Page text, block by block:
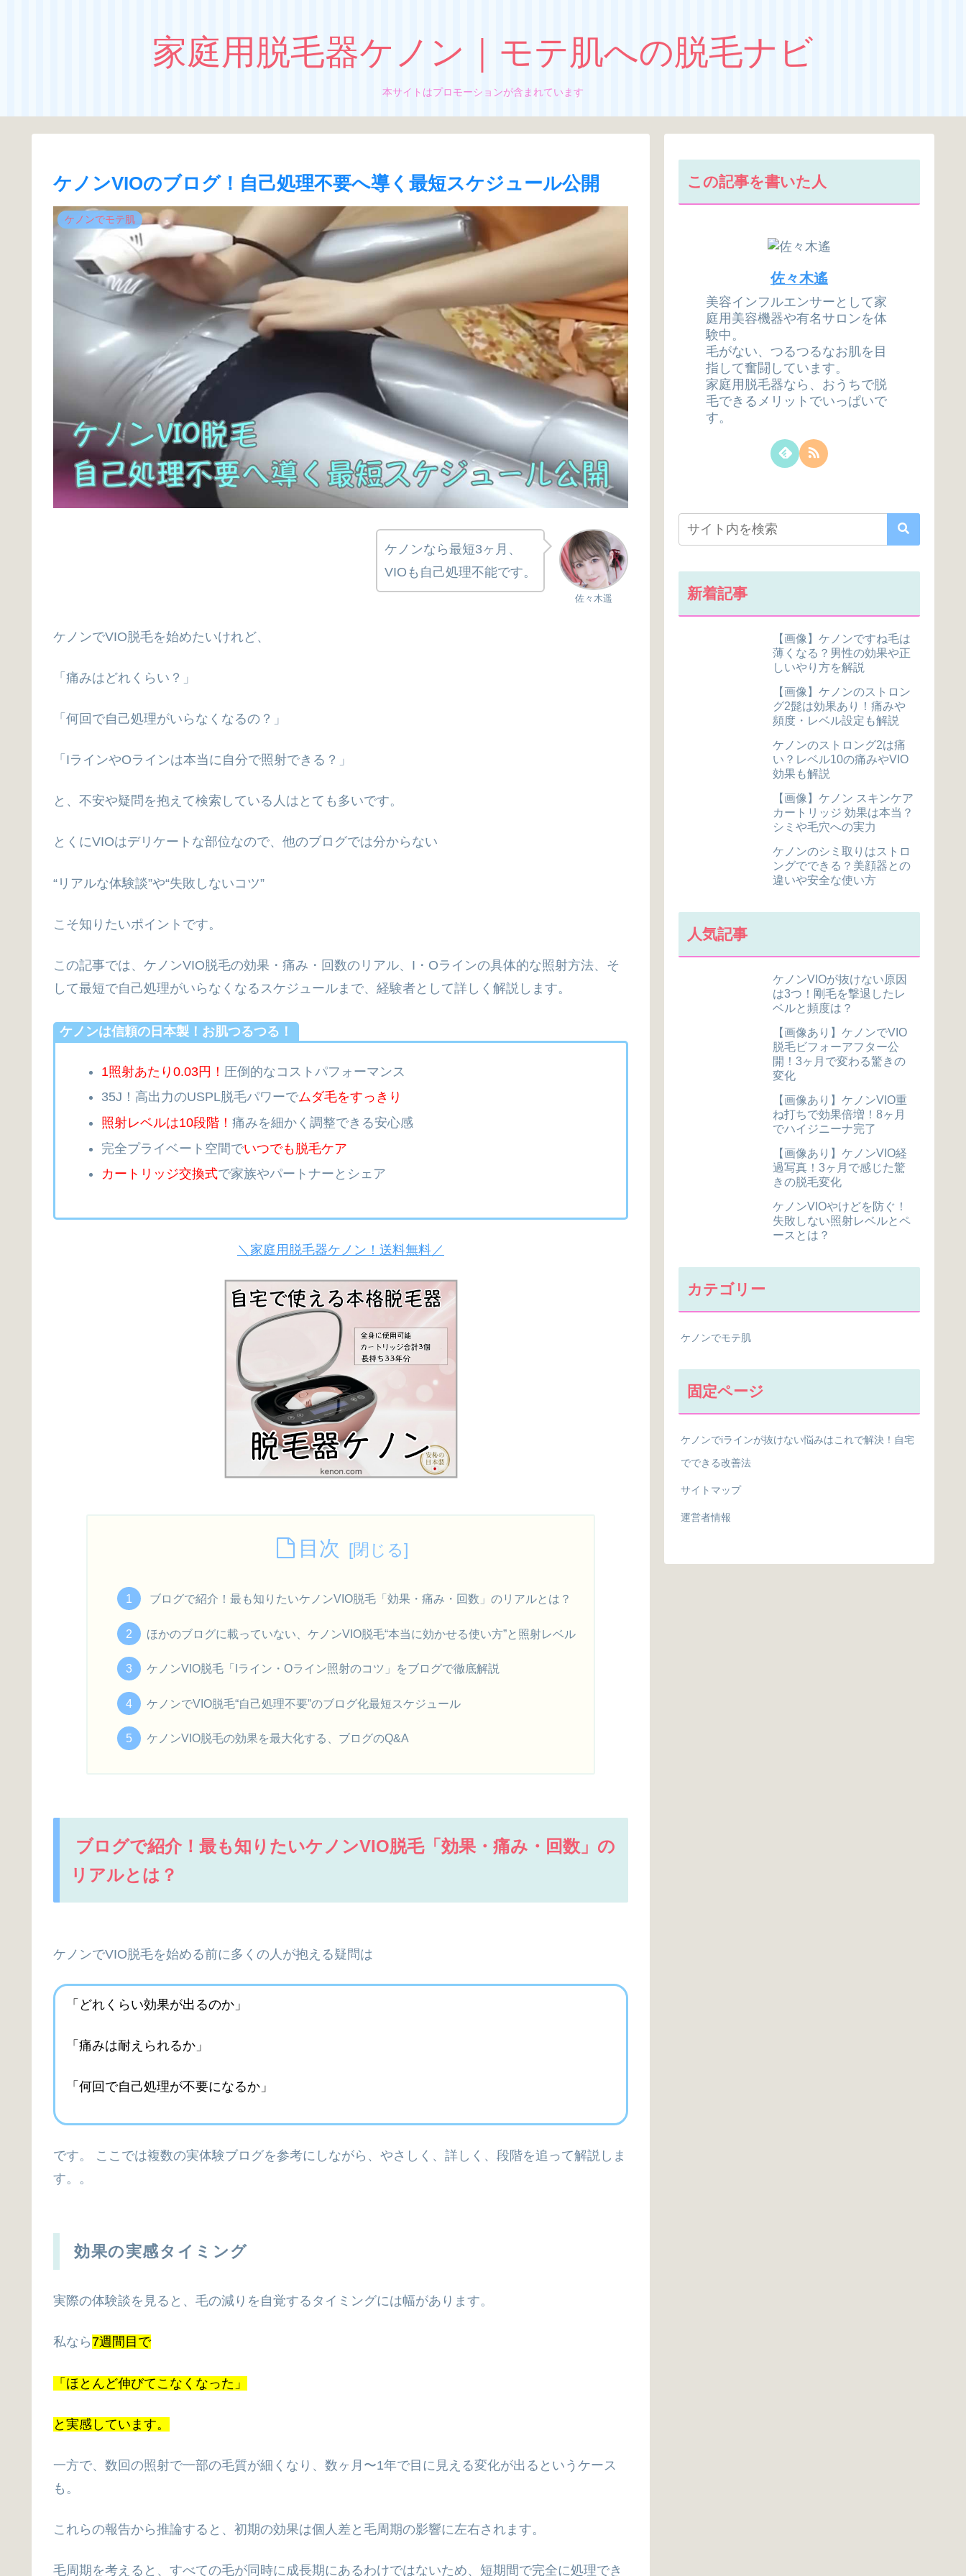
家庭用脱毛器ケノン｜モテ肌への脱毛ナビ
本サイトはプロモーションが含まれています
ケノンVIOのブログ！自己処理不要へ導く最短スケジュール公開
ケノンでモテ肌
佐々木遥
ケノンなら最短3ヶ月、
VIOも自己処理不能です。
ケノンでVIO脱毛を始めたいけれど、
「痛みはどれくらい？」
「何回で自己処理がいらなくなるの？」
「IラインやOラインは本当に自分で照射できる？」
と、不安や疑問を抱えて検索している人はとても多いです。
とくにVIOはデリケートな部位なので、他のブログでは分からない
“リアルな体験談”や“失敗しないコツ”
こそ知りたいポイントです。
この記事では、ケノンVIO脱毛の効果・痛み・回数のリアル、I・Oラインの具体的な照射方法、そ
して最短で自己処理がいらなくなるスケジュールまで、経験者として詳しく解説します。
ケノンは信頼の日本製！お肌つるつる！
1照射あたり0.03円！ 圧倒的なコストパフォーマンス
35J！高出力のUSPL脱毛パワーでムダ毛をすっきり
照射レベルは10段階！ 痛みを細かく調整できる安心感
完全プライベート空間でいつでも脱毛ケア
カートリッジ交換式で家族やパートナーとシェア
＼家庭用脱毛器ケノン！送料無料／
目次
ブログで紹介！最も知りたいケノンVIO脱毛「効果・痛み・回数」のリアルとは？
ほかのブログに載っていない、ケノンVIO脱毛“本当に効かせる使い方”と照射レベル
ケノンVIO脱毛「Iライン・Oライン照射のコツ」をブログで徹底解説
ケノンでVIO脱毛“自己処理不要”のブログ化最短スケジュール
ケノンVIO脱毛の効果を最大化する、ブログのQ&A
ブログで紹介！最も知りたいケノンVIO脱毛「効果・痛み・回数」の
リアルとは？
ケノンでVIO脱毛を始める前に多くの人が抱える疑問は
「どれくらい効果が出るのか」
「痛みは耐えられるか」
「何回で自己処理が不要になるか」
です。 ここでは複数の実体験ブログを参考にしながら、やさしく、詳しく、段階を追って解説しま
す。。
効果の実感タイミング
実際の体験談を見ると、毛の減りを自覚するタイミングには幅があります。
私なら 7週間目で
「ほとんど伸びてこなくなった」
と実感しています。
一方で、数回の照射で一部の毛質が細くなり、数ヶ月〜1年で目に見える変化が出るというケース
も。
これらの報告から推論すると、初期の効果は個人差と毛周期の影響に左右されます。
毛周期を考えると、すべての毛が同時に成長期にあるわけではないため、短期間で完全に処理でき
この記事を書いた人
佐々木遙
美容インフルエンサーとして家
庭用美容機器や有名サロンを体
験中。
毛がない、つるつるなお肌を目
指して奮闘しています。
家庭用脱毛器なら、おうちで脱
毛できるメリットでいっぱいで
す。
新着記事
【画像】ケノンですね毛は
薄くなる？男性の効果や正
しいやり方を解説
【画像】ケノンのストロン
グ2髭は効果あり！痛みや
頻度・レベル設定も解説
ケノンのストロング2は痛
い？レベル10の痛みやVIO
効果も解説
【画像】ケノン スキンケア
カートリッジ 効果は本当？
シミや毛穴への実力
ケノンのシミ取りはストロ
ングでできる？美顔器との
違いや安全な使い方
人気記事
ケノンVIOが抜けない原因
は3つ！剛毛を撃退したレ
ベルと頻度は？
【画像あり】ケノンでVIO
脱毛ビフォーアフター公
開！3ヶ月で変わる驚きの
変化
【画像あり】ケノンVIO重
ね打ちで効果倍増！8ヶ月
でハイジニーナ完了
【画像あり】ケノンVIO経
過写真！3ヶ月で感じた驚
きの脱毛変化
ケノンVIOやけどを防ぐ！
失敗しない照射レベルとペ
ースとは？
カテゴリー
ケノンでモテ肌
固定ページ
ケノンでiラインが抜けない悩みはこれで解決！自宅
でできる改善法
サイトマップ
運営者情報